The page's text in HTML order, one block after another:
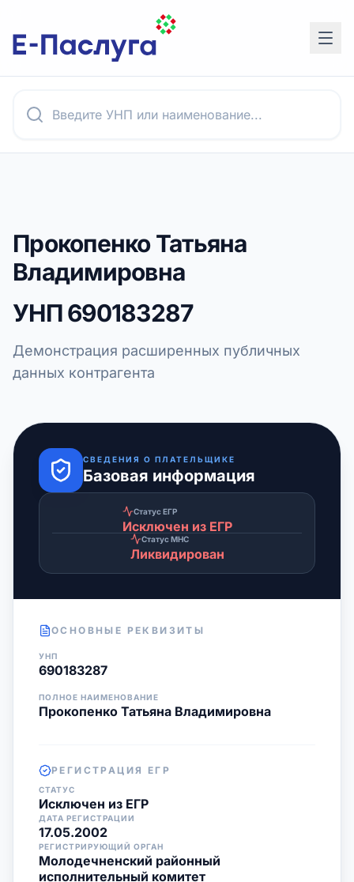
Прокопенко Татьяна
Владимировна
УНП690183287
Демонстрация расширенных публичных
данных контрагента
СВЕДЕНИЯ О ПЛАТЕЛЬЩИКЕ
Базовая информация
Статус ЕГР
Исключен из ЕГР
Статус МНС
Ликвидирован
ОСНОВНЫЕ РЕКВИЗИТЫ
УНП
690183287
ПОЛНОЕ НАИМЕНОВАНИЕ
Прокопенко Татьяна Владимировна
РЕГИСТРАЦИЯ ЕГР
СТАТУС
Исключен из ЕГР
ДАТА РЕГИСТРАЦИИ
17.05.2002
РЕГИСТРИРУЮЩИЙ ОРГАН
Молодечненский районный
исполнительный комитет